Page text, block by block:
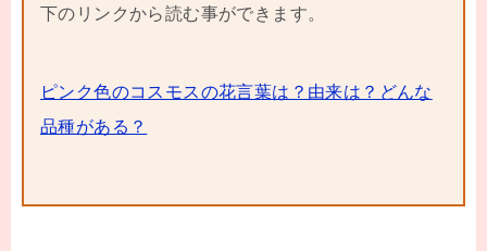
下のリンクから読む事ができます。
ピンク色のコスモスの花言葉は？由来は？どんな
品種がある？